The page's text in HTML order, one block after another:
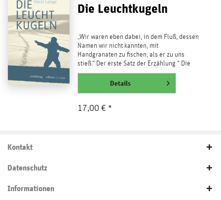
Die Leuchtkugeln
„Wir waren eben dabei, in dem Fluß, dessen
Namen wir nicht kannten, mit
Handgranaten zu fischen, als er zu uns
stieß.“ Der erste Satz der Erzählung " Die
Leuchtkugeln " führt...
weiterlesenDetails
17,00 € *
Kontakt
Datenschutz
Informationen